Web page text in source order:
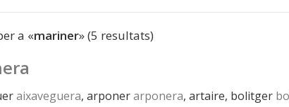
a «mariner» (5 resultats)
aixaveguera, arponerarponera, artaire, bolitger